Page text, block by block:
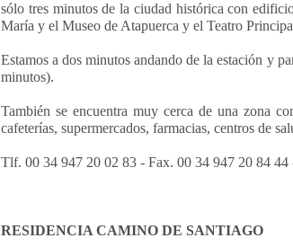
sólo tres minutos de la ciudad histórica con
María y el Museo de Atapuerca y el Teatro
Estamos a dos minutos andando de la estación y
minutos).
También se encuentra muy cerca de una zona
cafeterías, supermercados, farmacias, centros de
Tlf. 00 34 947 20 02 83 - Fax. 00 34 947 20 84 44
RESIDENCIA CAMINO DE SANTIAGO